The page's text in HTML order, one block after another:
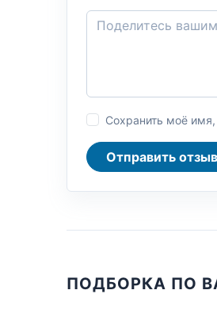
Сохранить моё
Отправить отзыв
ПОДБОРКА ПО